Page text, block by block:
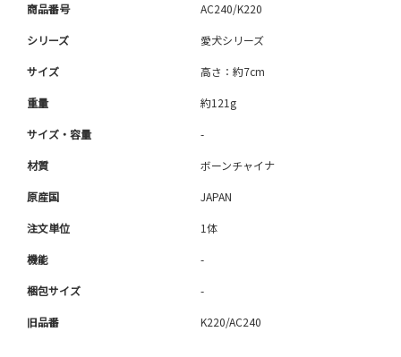
商品番号 AC240/K220
シリーズ 愛犬シリーズ
サイズ 高さ：約7cm
重量 約121g
サイズ・容量 -
材質 ボーンチャイナ
原産国 JAPAN
注文単位 1体
機能 -
梱包サイズ -
旧品番 K220/AC240